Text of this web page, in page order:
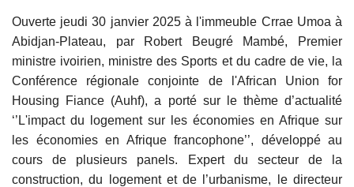
Ouverte jeudi 30 janvier 2025 à l'immeuble Crrae Umoa à
Abidjan-Plateau, par Robert Beugré Mambé, Premier
ministre ivoirien, ministre des Sports et du cadre de vie, la
Conférence régionale conjointe de l'African Union for
Housing Fiance (Auhf), a porté sur le thème d’actualité
‘’L'impact du logement sur les économies en Afrique sur
les économies en Afrique francophone’’, développé au
cours de plusieurs panels. Expert du secteur de la
construction, du logement et de l’urbanisme, le directeur